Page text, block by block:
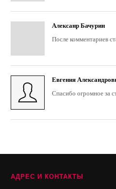
Алексанр Бачурин
После комментариев
Евгения
Спасибо огромное за
АДРЕС И КОНТАКТЫ